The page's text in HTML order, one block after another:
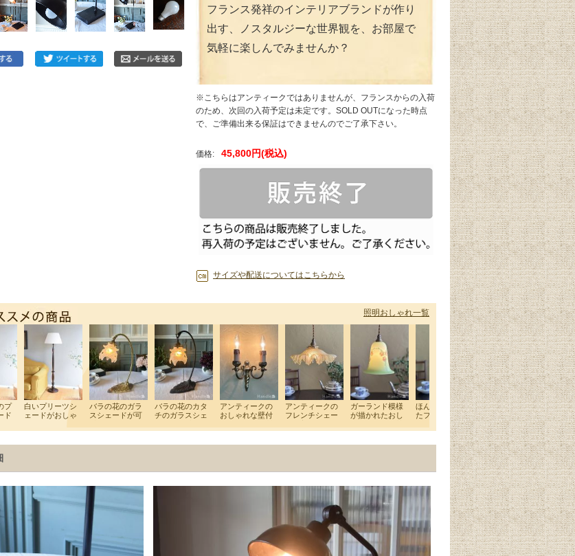
フランス発祥のインテリアブランドが作り
出す、ノスタルジーな世界観を、お部屋で
気軽に楽しんでみませんか？
※こちらはアンティークではありませんが、フランスからの入荷
のため、次回の入荷予定は未定です。SOLD OUTになった時点
で、ご準備出来る保証はできませんのでご了承下さい。
価格: 45,800円(税込)
サイズや配送についてはこちらから
照明おしゃれ一覧